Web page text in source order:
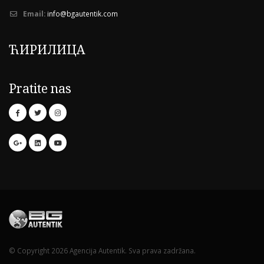
Email: info@bgautentik.com
ЋИРИЛИЦА
Pratite nas
© Copyright 2026 Agencija Autentik. Sva prava zadržana.